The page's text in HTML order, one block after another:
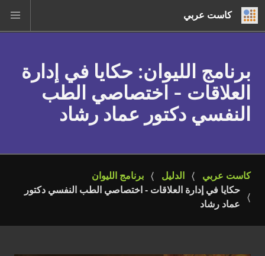
كاست عربي
برنامج الليوان: حكايا في إدارة
العلاقات - اختصاصي الطب
النفسي دكتور عماد رشاد
كاست عربي الدليل
برنامج الليوان
حكايا في إدارة العلاقات - اختصاصي الطب النفسي دكتور
عماد رشاد